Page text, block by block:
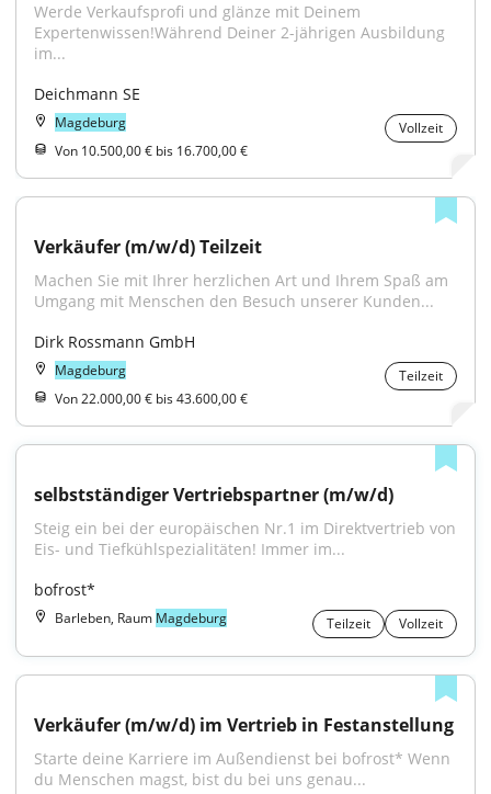
Werde Verkaufsprofi und glänze mit Deinem
Expertenwissen!Während Deiner 2-jährigen Ausbildung
im...
Deichmann SE
Magdeburg
Vollzeit
Von 10.500,00 € bis 16.700,00 €
Verkäufer (m/w/d) Teilzeit
Machen Sie mit Ihrer herzlichen Art und Ihrem Spaß am
Umgang mit Menschen den Besuch unserer Kunden...
Dirk Rossmann GmbH
Magdeburg
Teilzeit
Von 22.000,00 € bis 43.600,00 €
selbstständiger Vertriebspartner (m/w/d)
Steig ein bei der europäischen Nr.1 im Direktvertrieb von
Eis- und Tiefkühlspezialitäten! Immer im...
bofrost*
Barleben, Raum Magdeburg Teilzeit Vollzeit
Verkäufer (m/w/d) im Vertrieb in Festanstellung
Starte deine Karriere im Außendienst bei bofrost* Wenn
du Menschen magst, bist du bei uns genau...